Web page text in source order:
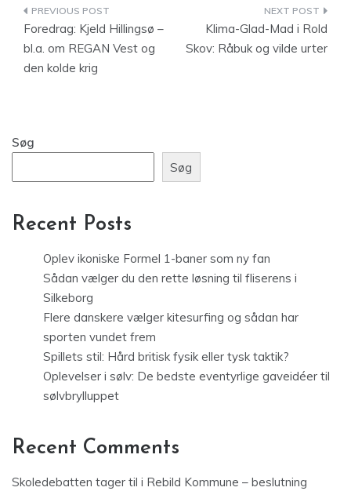
Indlægsnavigation
Foredrag: Kjeld Hillingsø –
bl.a. om REGAN Vest og
den kolde krig
Klima-Glad-Mad i Rold
Skov: Råbuk og vilde urter
Søg
Søg
Recent Posts
Oplev ikoniske Formel 1-baner som ny fan
Sådan vælger du den rette løsning til fliserens i
Silkeborg
Flere danskere vælger kitesurfing og sådan har
sporten vundet frem
Spillets stil: Hård britisk fysik eller tysk taktik?
Oplevelser i sølv: De bedste eventyrlige gaveidéer til
sølvbrylluppet
Recent Comments
Skoledebatten tager til i Rebild Kommune – beslutning